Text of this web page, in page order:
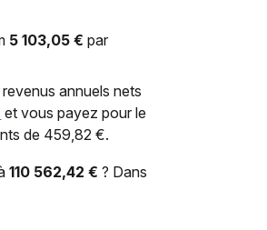
5 103,05 €par
annuels nets
et vous payez pour le
de 459,82 €.
110 562,42 € ? Dans